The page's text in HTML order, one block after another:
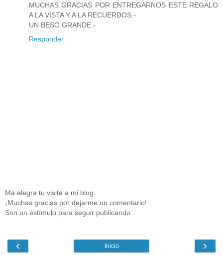
MUCHAS GRACIAS POR ENTREGARNOS ESTE REGALO
A LA VISTA Y A LA RECUERDOS.-
UN BESO GRANDE.-
Responder
Ma alegra tu visita a mi blog.
¡Muchas gracias por dejarme un comentario!
Son un estímulo para seguir publicando.
‹ ›
Inicio